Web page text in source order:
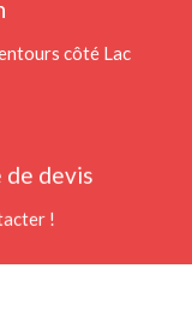
côté Lac
de devis
!